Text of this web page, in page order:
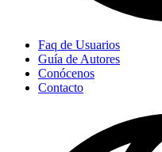
Faq de Usuarios
Guía de Autores
Conócenos
Contacto